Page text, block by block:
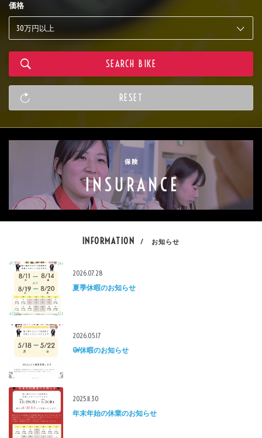
価格
INFORMATION / お知らせ
2026.07.28
夏季休暇のお知らせ
2026.05.17
GW休暇のお知らせ
2025.11.30
年末年始の休業のお知らせ